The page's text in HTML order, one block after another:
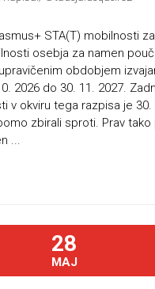
STA(T) mobilnosti
osebja za namen
obdobjem
2026 do 30. 11. 2027.
v okviru tega razpisa je 30.
zbirali sproti. Prav tako
...
28
MAJ